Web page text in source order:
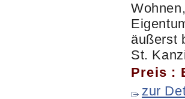
äußerst
St.
Preis :
zur